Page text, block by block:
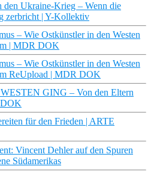
Ukraine-Krieg – Wenn die
zerbricht | Y-Kollektiv
– Wie Ostkünstler in den Westen
| MDR DOK
– Wie Ostkünstler in den Westen
ReUpload | MDR DOK
GING – Von den Eltern
DOK
für den Frieden | ARTE
Vincent Dehler auf den Spuren
Südamerikas